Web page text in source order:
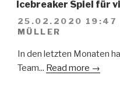
Icebreaker Spiel für
25.02.2020 19:47
MÜLLER
In den letzten Monaten
Team... Read more →